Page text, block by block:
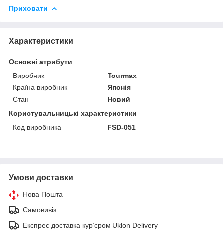
Приховати
Характеристики
Основні атрибути
Виробник
Tourmax
Країна виробник
Японія
Стан
Новий
Користувальницькі характеристики
Код виробника
FSD-051
Умови доставки
Нова Пошта
Самовивіз
Експрес доставка кур’єром Uklon Delivery